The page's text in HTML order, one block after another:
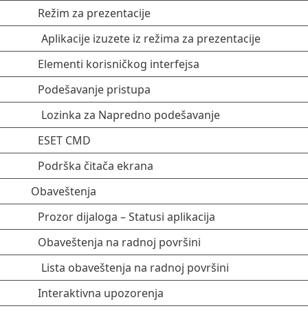
Režim za prezentacije
Aplikacije izuzete iz režima za prezentacije
Elementi korisničkog interfejsa
Podešavanje pristupa
Lozinka za Napredno podešavanje
ESET CMD
Podrška čitača ekrana
Obaveštenja
Prozor dijaloga – Statusi aplikacija
Obaveštenja na radnoj površini
Lista obaveštenja na radnoj površini
Interaktivna upozorenja